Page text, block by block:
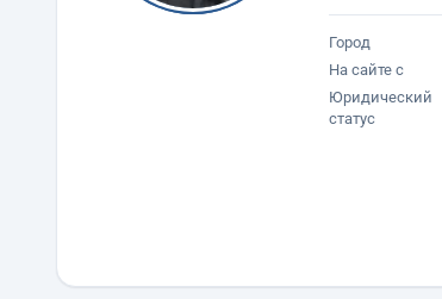
Город
На сайте с
Юридический
статус